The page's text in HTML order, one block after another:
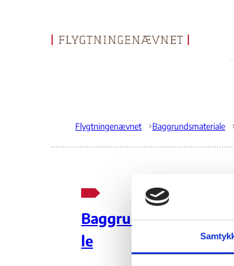
Gå til forsiden
Flygtningenævnet Baggrundsmateriale
Baggrundsmateria
le